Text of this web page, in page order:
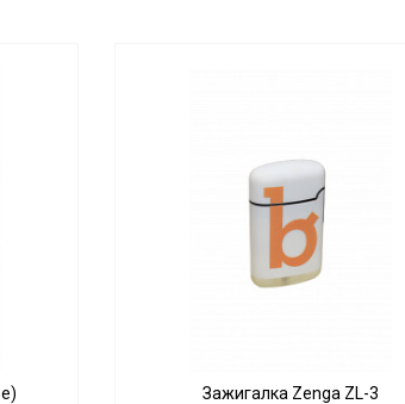
Зажигалка Zenga ZL-3